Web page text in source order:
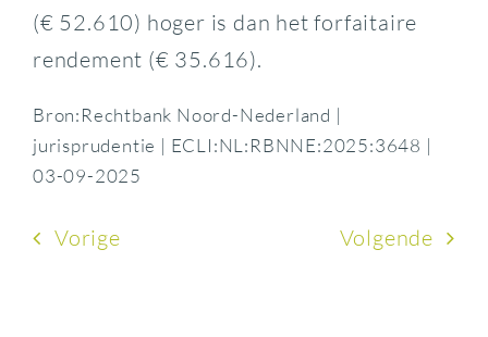
(€ 52.610) hoger is dan het forfaitaire
rendement (€ 35.616).
Bron:Rechtbank Noord-Nederland |
jurisprudentie | ECLI:NL:RBNNE:2025:3648 |
03-09-2025
Vorige Volgende